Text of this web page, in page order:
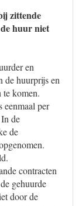
zittende
huur niet
en
de huurprijs en
te komen.
eenmaal per
de
de
contracten
gehuurde
door de